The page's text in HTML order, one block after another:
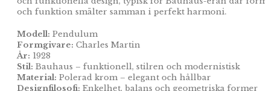
och funktion smälter samman i perfekt harmoni.
Modell: Pendulum
Formgivare: Charles Martin
År: 1928
Stil: Bauhaus – funktionell, stilren och modernistisk
Material: Polerad krom – elegant och hållbar
Designfilosofi: Enkelhet, balans och geometriska former